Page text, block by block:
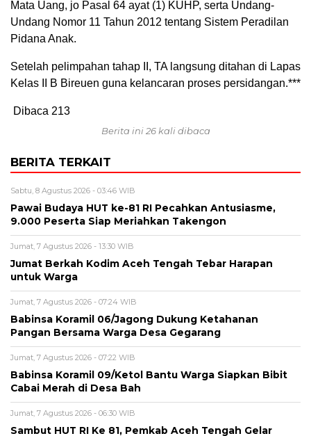
Mata Uang, jo Pasal 64 ayat (1) KUHP, serta Undang-
Undang Nomor 11 Tahun 2012 tentang Sistem Peradilan
Pidana Anak.
Setelah pelimpahan tahap II, TA langsung ditahan di Lapas
Kelas II B Bireuen guna kelancaran proses persidangan.***
Dibaca 213
Berita ini 26 kali dibaca
BERITA TERKAIT
Sabtu, 8 Agustus 2026 - 03:46 WIB
Pawai Budaya HUT ke-81 RI Pecahkan Antusiasme,
9.000 Peserta Siap Meriahkan Takengon
Jumat, 7 Agustus 2026 - 13:30 WIB
Jumat Berkah Kodim Aceh Tengah Tebar Harapan
untuk Warga
Jumat, 7 Agustus 2026 - 07:24 WIB
‎Babinsa Koramil 06/Jagong Dukung Ketahanan
Pangan Bersama Warga Desa Gegarang
Jumat, 7 Agustus 2026 - 07:22 WIB
‎Babinsa Koramil 09/Ketol Bantu Warga Siapkan Bibit
Cabai Merah di Desa Bah
Jumat, 7 Agustus 2026 - 06:30 WIB
Sambut HUT RI Ke 81, Pemkab Aceh Tengah Gelar